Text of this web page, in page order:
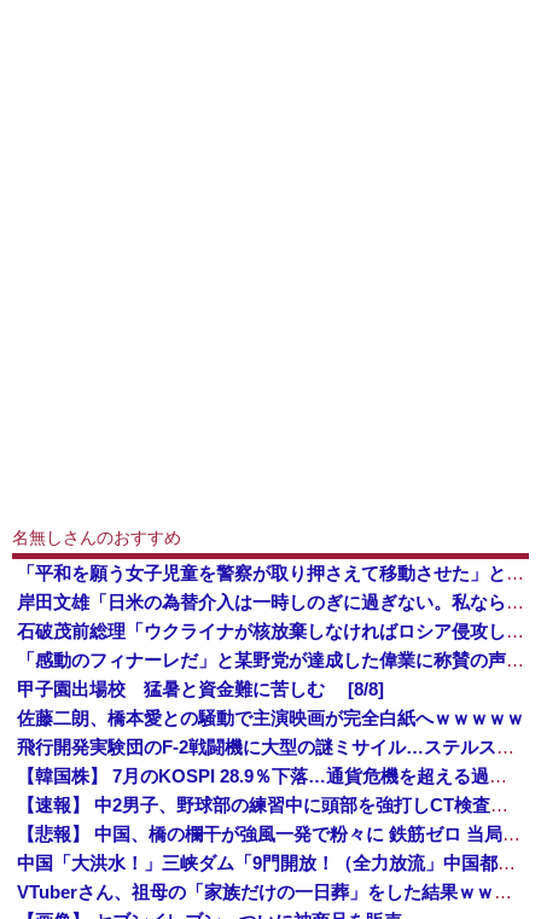
名無しさんのおすすめ
「平和を願う女子児童を警察が取り押さえて移動させた」と市民団体が告発、「児童……どこ？」とガチで困惑する人が続出
岸田文雄「日米の為替介入は一時しのぎに過ぎない。私なら円を強くすることが出来る」
石破茂前総理「ウクライナが核放棄しなければロシア侵攻しなかった」！
「感動のフィナーレだ」と某野党が達成した偉業に称賛の声が殺到、なんかヒーロー番組の最終回を見ているような気分に……
甲子園出場校 猛暑と資金難に苦しむ [8/8]
佐藤二朗、橋本愛との騒動で主演映画が完全白紙へｗｗｗｗｗ
飛行開発実験団のF-2戦闘機に大型の謎ミサイル…ステルス性と射程1000kmを誇る「最新鋭の空母キラー」か？！
【韓国株】 7月のKOSPI 28.9％下落…通貨危機を超える過去最大の下げ幅
【速報】 中2男子、野球部の練習中に頭部を強打しCT検査→70代医師「問題ないです」→中学生死亡「他人のCT画像みてました」
【悲報】 中国、橋の欄干が強風一発で粉々に 鉄筋ゼロ 当局「接着剤でくっつけただけ」「正常で、品質問題はない」
中国「大洪水！」三峡ダム「9門開放！（全力放流」中国都市「三峡沿線の道路水没」中国政府「高速道路封鎖！」中国ダム「緊急放流に合わせて開門（土砂崩れ発生」→
VTuberさん、祖母の「家族だけの一日葬」をした結果ｗｗｗｗｗｗｗ